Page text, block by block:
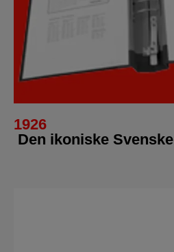
1926
Den ikoniske Svenske